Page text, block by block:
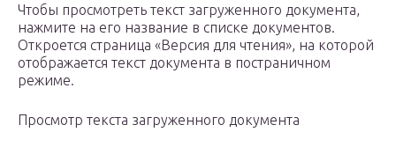
Чтобы просмотреть текст загруженного документа,
нажмите на его название в списке документов.
Откроется страница «Версия для чтения», на которой
отображается текст документа в постраничном
режиме.
Просмотр текста загруженного документа